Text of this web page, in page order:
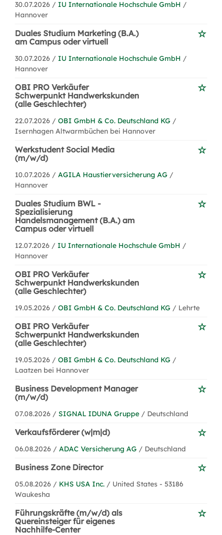
30.07.2026 / IU Internationale Hochschule GmbH /
Hannover
Duales Studium Marketing (B.A.)
am Campus oder virtuell
30.07.2026 / IU Internationale Hochschule GmbH /
Hannover
OBI PRO Verkäufer
Schwerpunkt Handwerkskunden
(alle Geschlechter)
22.07.2026 / OBI GmbH & Co. Deutschland KG /
Isernhagen Altwarmbüchen bei Hannover
Werkstudent Social Media
(m/w/d)
10.07.2026 / AGILA Haustierversicherung AG /
Hannover
Duales Studium BWL -
Spezialisierung
Handelsmanagement (B.A.) am
Campus oder virtuell
12.07.2026 / IU Internationale Hochschule GmbH /
Hannover
OBI PRO Verkäufer
Schwerpunkt Handwerkskunden
(alle Geschlechter)
19.05.2026 / OBI GmbH & Co. Deutschland KG / Lehrte
OBI PRO Verkäufer
Schwerpunkt Handwerkskunden
(alle Geschlechter)
19.05.2026 / OBI GmbH & Co. Deutschland KG /
Laatzen bei Hannover
Business Development Manager
(m/w/d)
07.08.2026 / SIGNAL IDUNA Gruppe / Deutschland
Verkaufsförderer (w|m|d)
06.08.2026 / ADAC Versicherung AG / Deutschland
Business Zone Director
05.08.2026 / KHS USA Inc. / United States - 53186
Waukesha
Führungskräfte (m/w/d) als
Quereinsteiger für eigenes
Nachhilfe-Center